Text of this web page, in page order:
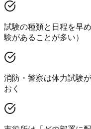
試験の種類と日程を早
験があることが多い）
消防・警察は体力試験
おく